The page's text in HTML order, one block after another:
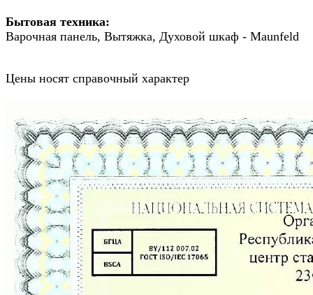
Бытовая техника:
Варочная панель, Вытяжка, Духовой шкаф - Maunfeld
Цены носят справочный характер